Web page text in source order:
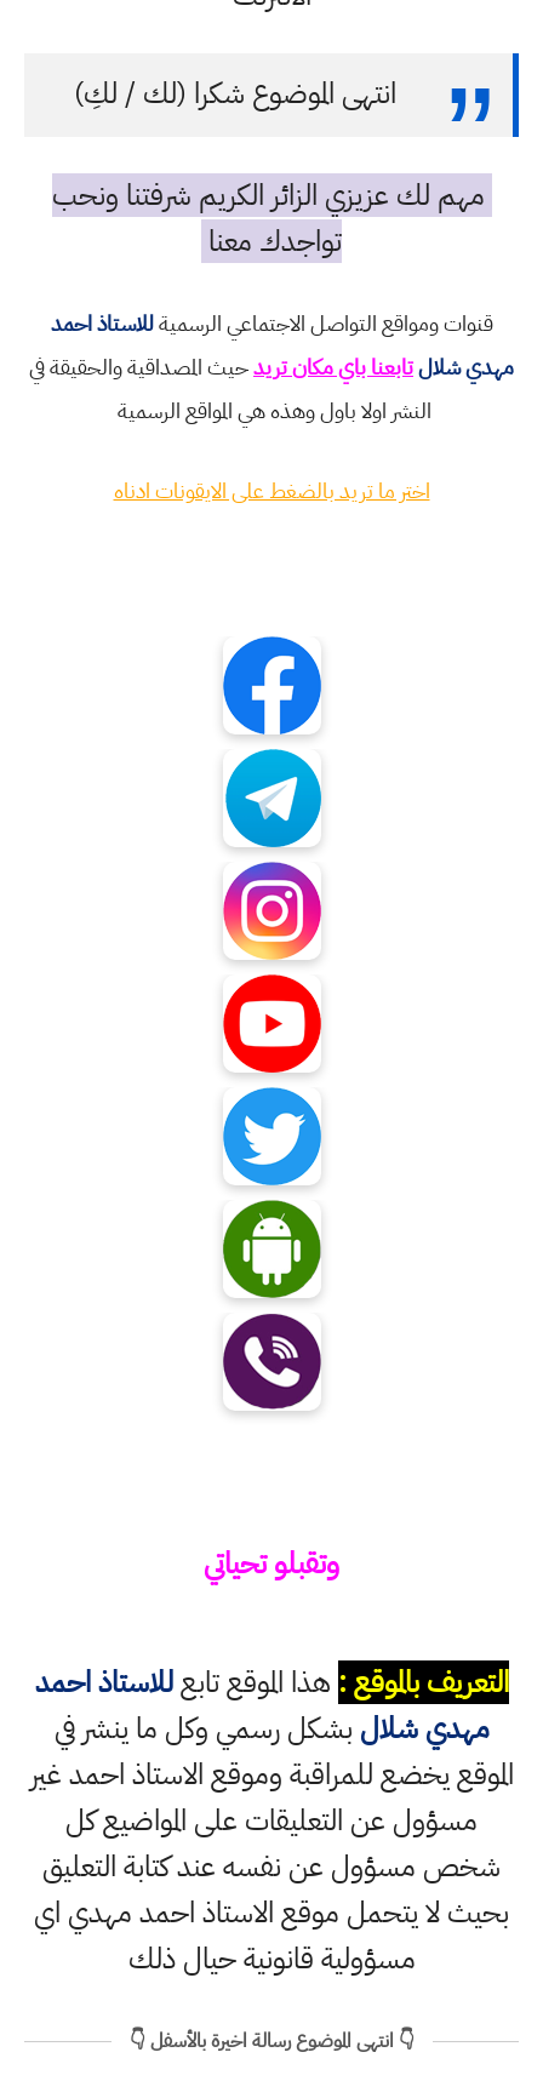
انتهى الموضوع شكرا (لك / لكِ)
مهم لك عزيزي الزائر الكريم شرفتنا ونحب
تواجدك معنا
قنوات ومواقع التواصل الاجتماعي الرسميةللاستاذ احمد
مهدي شلالتابعنا باي مكان تريدحيث المصداقية والحقيقة في
النشر اولا باول وهذه هي المواقع الرسمية
اختر ما تريد بالضغط على الايقونات ادناه
وتقبلو تحياتي
التعريف بالموقع : هذا الموقع تابعللاستاذ احمد
مهدي شلال بشكل رسمي وكل ما ينشر في
الموقع يخضع للمراقبة وموقع الاستاذ احمد غير
مسؤول عن التعليقات على المواضيع كل
شخص مسؤول عن نفسه عند كتابة التعليق
بحيث لا يتحمل موقع الاستاذ احمد مهدي اي
مسؤولية قانونية حيال ذلك
👇 انتهى الموضوع رسالة اخيرة بالأسفل 👇